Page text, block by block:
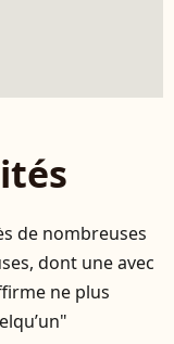
de nombreuses
dont une avec
ne plus